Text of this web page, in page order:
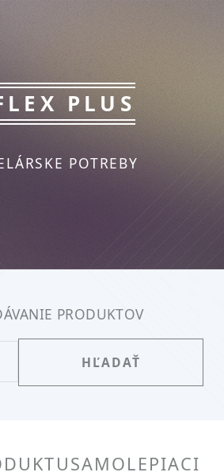
PLUS
POTREBY
PRODUKTOV
SAMOLEPIACI